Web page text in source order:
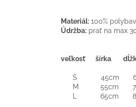
Materiál: 100%
Údržba: prať na max
veľkosť šírka
S 45cm
M 55cm
L 65cm